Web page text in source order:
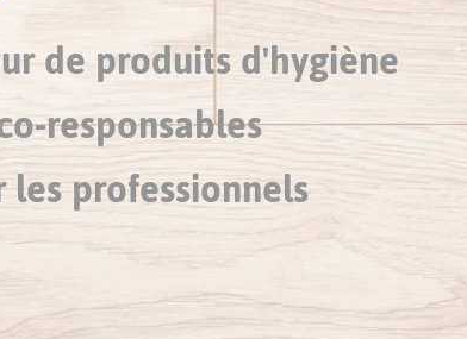
de produits d'hygiène
responsables
professionnels